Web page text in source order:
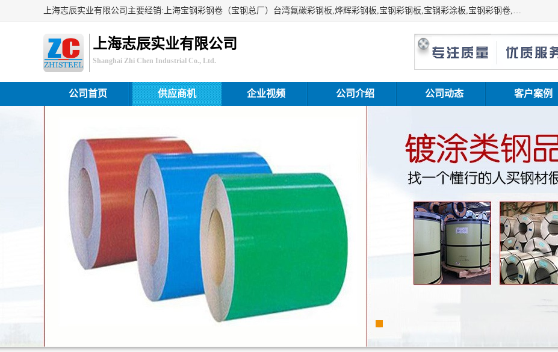
上海志辰实业有限公司主要经销:上海宝钢彩钢卷（宝钢总厂）台湾氟碳彩钢板,烨辉彩钢板,宝钢彩钢板,宝钢彩涂板,宝钢彩钢卷,马钢彩钢板,马钢彩钢卷,镀铝锌钢板,PVDF彩钢板,台湾烨辉彩钢板,高耐候彩钢板,硅改性彩钢板,规格齐全。
上海志辰实业有限公司
Shanghai Zhi Chen Industrial Co., Ltd.
公司首页 供应商机 企业视频 公司介绍 公司动态 客户案例